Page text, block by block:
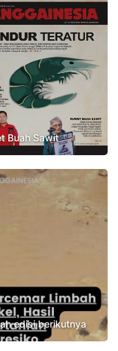
Buah Sawit
edisi berikutnya